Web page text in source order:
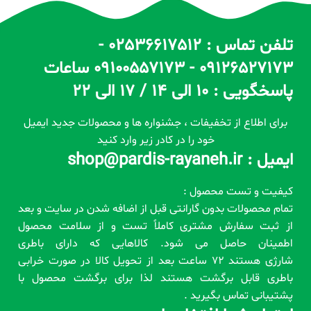
تلفن تماس : 02536617512 -
09126527173 - 09100557173 ساعات
پاسخگویی : 10 الی 14 / 17 الی 22
برای اطلاع از تخفیفات ، جشنواره ها و محصولات جدید ایمیل
خود را در کادر زیر وارد کنید
ایمیل : shop@pardis-rayaneh.ir
کیفیت و تست محصول :
تمام محصولات بدون گارانتی قبل از اضافه شدن در سایت و بعد
از ثبت سفارش مشتری کاملاً تست و از سلامت محصول
اطمینان حاصل می شود. کالاهایی که دارای باطری
شارژی هستند 72 ساعت بعد از تحویل کالا در صورت خرابی
باطری قابل برگشت هستند لذا برای برگشت محصول با
پشتیبانی تماس بگیرید .